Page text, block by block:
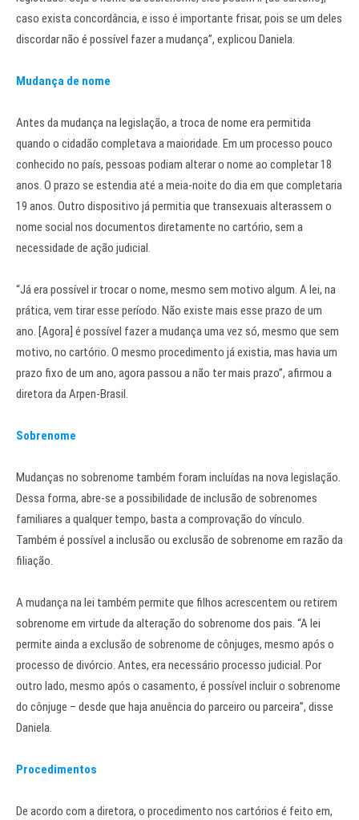
caso exista concordância, e isso é importante frisar, pois se um deles
discordar não é possível fazer a mudança”, explicou Daniela.
Mudança de nome
Antes da mudança na legislação, a troca de nome era permitida
quando o cidadão completava a maioridade. Em um processo pouco
conhecido no país, pessoas podiam alterar o nome ao completar 18
anos. O prazo se estendia até a meia-noite do dia em que completaria
19 anos. Outro dispositivo já permitia que transexuais alterassem o
nome social nos documentos diretamente no cartório, sem a
necessidade de ação judicial.
“Já era possível ir trocar o nome, mesmo sem motivo algum. A lei, na
prática, vem tirar esse período. Não existe mais esse prazo de um
ano. [Agora] é possível fazer a mudança uma vez só, mesmo que sem
motivo, no cartório. O mesmo procedimento já existia, mas havia um
prazo fixo de um ano, agora passou a não ter mais prazo”, afirmou a
diretora da Arpen-Brasil.
Sobrenome
Mudanças no sobrenome também foram incluídas na nova legislação.
Dessa forma, abre-se a possibilidade de inclusão de sobrenomes
familiares a qualquer tempo, basta a comprovação do vínculo.
Também é possível a inclusão ou exclusão de sobrenome em razão da
filiação.
A mudança na lei também permite que filhos acrescentem ou retirem
sobrenome em virtude da alteração do sobrenome dos pais. “A lei
permite ainda a exclusão de sobrenome de cônjuges, mesmo após o
processo de divórcio. Antes, era necessário processo judicial. Por
outro lado, mesmo após o casamento, é possível incluir o sobrenome
do cônjuge – desde que haja anuência do parceiro ou parceira”, disse
Daniela.
Procedimentos
De acordo com a diretora, o procedimento nos cartórios é feito em,